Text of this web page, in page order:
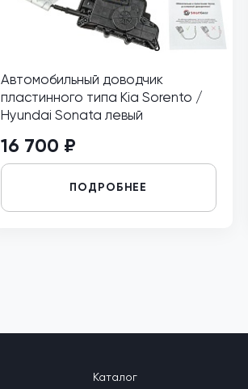
Автомобильный доводчик
пластинного типа Kia Sorento /
Hyundai Sonata левый
16 700 ₽
ПОДРОБНЕЕ
Каталог